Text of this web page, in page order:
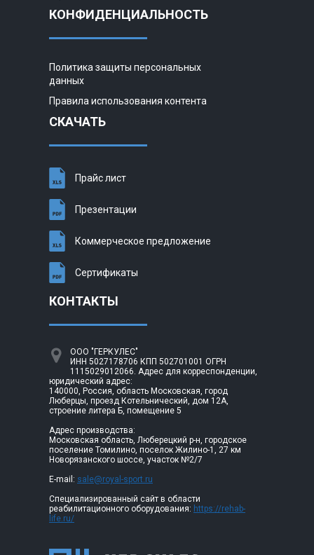
КОНФИДЕНЦИАЛЬНОСТЬ
Политика защиты персональных
данных
Правила использования контента
СКАЧАТЬ
Прайс лист
Презентации
Коммерческое предложение
Сертификаты
КОНТАКТЫ
ООО "ГЕРКУЛЕС"
ИНН 5027178706 КПП 502701001 ОГРН
1115029012066. Адрес для корреспонденции,
юридический адрес:
140000, Россия, область Московская, город
Люберцы, проезд Котельнический, дом 12А,
строение литера Б, помещение 5
Адрес производства:
Московская область, Люберецкий р-н, городское
поселение Томилино, поселок Жилино-1, 27 км
Новорязанского шоссе, участок №2/7
E-mail: sale@royal-sport.ru
Специализированный сайт в области
реабилитационного оборудования: https://rehab-
life.ru/